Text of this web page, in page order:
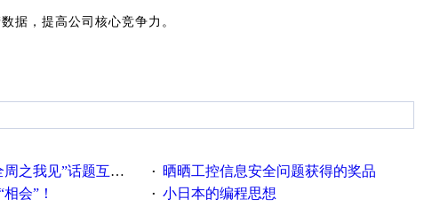
据，提高公司核心竞争力。
话题互动获奖名单发布公告 · 晒晒工控信息安全问题获得的奖品
会”！ · 小日本的编程思想